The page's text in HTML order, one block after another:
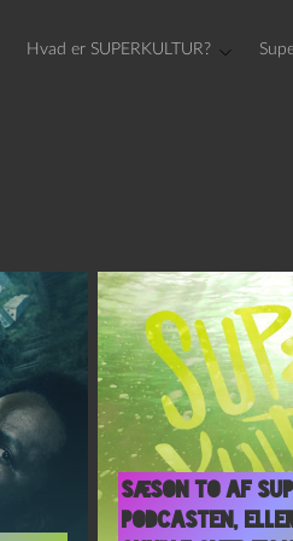
Hvad er SUPERKULTUR?
Sæson to af
podcasten,